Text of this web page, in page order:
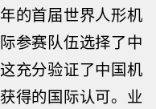
的首届世界人形机
参赛队伍选择了中
充分验证了中国机
得的国际认可。业